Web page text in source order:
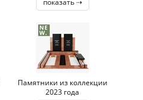
Памятники из коллекции
2023 года